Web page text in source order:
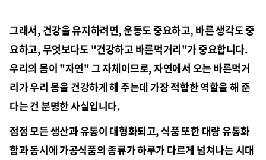
그래서, 건강을 유지하려면, 운동도 중요하고, 바른 생각도 중
요하고, 무엇보다도 "건강하고 바른먹거리"가 중요합니다.
우리의 몸이 "자연" 그 자체이므로, 자연에서 오는 바른먹거
리가 우리 몸을 건강하게 해 주는데 가장 적합한 역할을 해 준
다는 건 분명한 사실입니다.
점점 모든 생산과 유통이 대형화되고, 식품 또한 대량 유통화
함과 동시에 가공식품의 종류가 하루가 다르게 넘쳐나는 시대